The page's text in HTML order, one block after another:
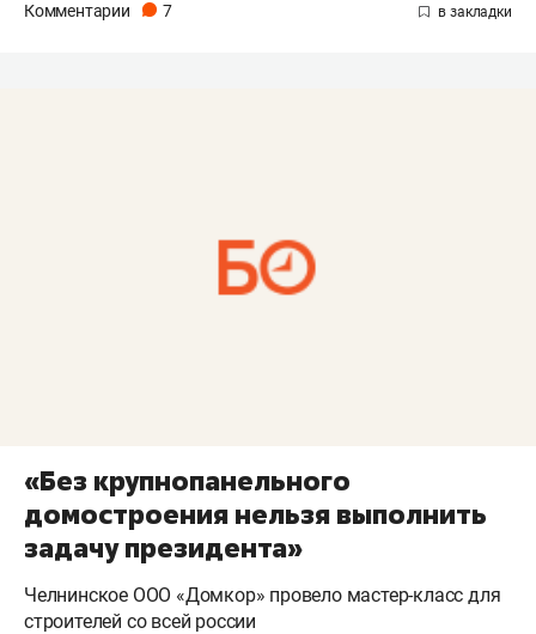
Комментарии 7
«Без крупнопанельного
домостроения нельзя выполнить
задачу президента»
Челнинское ООО «Домкор» провело мастер-класс для
строителей со всей россии